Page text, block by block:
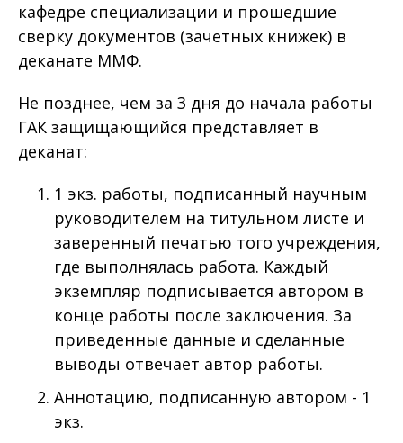
кафедре специализации и прошедшие
сверку документов (зачетных книжек) в
деканате ММФ.
Не позднее, чем за 3 дня до начала работы
ГАК защищающийся представляет в
деканат:
1 экз. работы, подписанный научным
руководителем на титульном листе и
заверенный печатью того учреждения,
где выполнялась работа. Каждый
экземпляр подписывается автором в
конце работы после заключения. За
приведенные данные и сделанные
выводы отвечает автор работы.
Аннотацию, подписанную автором - 1
экз.